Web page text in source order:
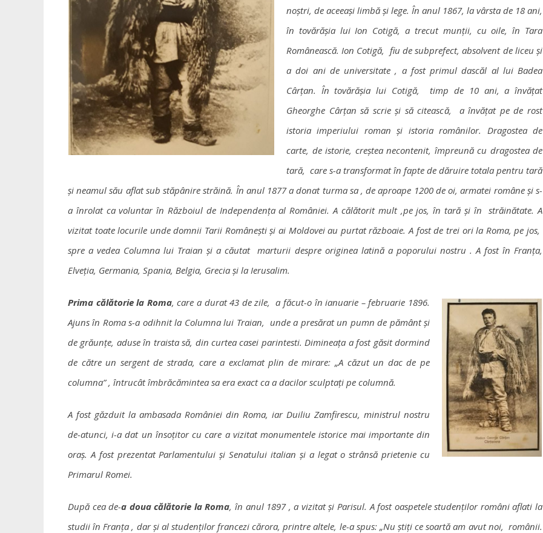
noștri, de aceeași limbă și lege. În anul 1867, la vârsta de 18 ani,
în tovărășia lui Ion Cotigă, a trecut munții, cu oile, în Tara
Românească. Ion Cotigă, fiu de subprefect, absolvent de liceu și
a doi ani de universitate , a fost primul dascăl al lui Badea
Cârțan. În tovărășia lui Cotigă, timp de 10 ani, a învățat
Gheorghe Cârțan să scrie și să citească, a învățat pe de rost
istoria imperiului roman și istoria românilor. Dragostea de
carte, de istorie, creștea necontenit, împreună cu dragostea de
tară, care s-a transformat în fapte de dăruire totala pentru tară
și neamul său aflat sub stăpânire străină. În anul 1877 a donat turma sa , de aproape 1200 de oi, armatei române și s-
a înrolat ca voluntar în Războiul de Independența al României. A călătorit mult ,pe jos, în tară și în străinătate. A
vizitat toate locurile unde domnii Tarii Românești și ai Moldovei au purtat războaie. A fost de trei ori la Roma, pe jos,
spre a vedea Columna lui Traian și a căutat marturii despre originea latină a poporului nostru . A fost în Franța,
Elveția, Germania, Spania, Belgia, Grecia și la Ierusalim.
Prima călătorie la Roma, care a durat 43 de zile, a făcut-o în ianuarie – februarie 1896.
Ajuns în Roma s-a odihnit la Columna lui Traian, unde a presărat un pumn de pământ și
de grăunțe, aduse în traista să, din curtea casei parintesti. Dimineața a fost găsit dormind
de către un sergent de strada, care a exclamat plin de mirare: „A căzut un dac de pe
columna” , întrucât îmbrăcămintea sa era exact ca a dacilor sculptați pe columnă.
A fost găzduit la ambasada României din Roma, iar Duiliu Zamfirescu, ministrul nostru
de-atunci, i-a dat un însoțitor cu care a vizitat monumentele istorice mai importante din
oraș. A fost prezentat Parlamentului și Senatului italian și a legat o strânsă prietenie cu
Primarul Romei.
După cea de-a doua călătorie la Roma, în anul 1897 , a vizitat și Parisul. A fost oaspetele studenților români aflati la
studii în Franța , dar și al studenților francezi cărora, printre altele, le-a spus: „Nu știți ce soartă am avut noi, românii.